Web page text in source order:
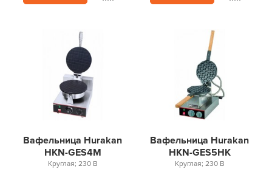
Вафельница Hurakan
HKN-GES4M
Круглая; 230 В
Вафельница Hurakan
HKN-GES5HK
Круглая; 230 В